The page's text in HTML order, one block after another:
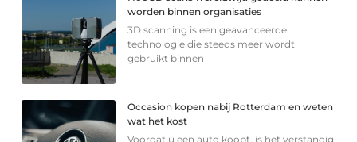
worden binnen organisaties
3D scanning is een geavanceerde
technologie die steeds meer wordt
gebruikt binnen
Occasion kopen nabij Rotterdam en weten
wat het kost
Voordat u een auto koopt, is het verstandig